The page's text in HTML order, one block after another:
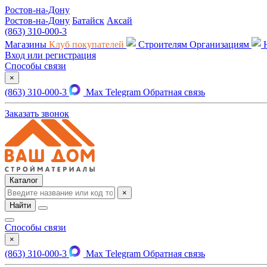
Ростов-на-Дону
Ростов-на-Дону Батайск Аксай
(863) 310-000-3
Магазины Клуб покупателей Строителям Организациям
Вход или регистрация
Способы связи
×
(863) 310-000-3 Max Telegram Обратная связь
Заказать звонок
Каталог
×
Найти
Способы связи
×
(863) 310-000-3 Max Telegram Обратная связь